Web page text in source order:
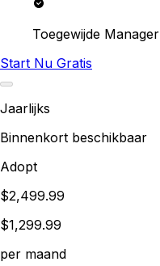
Toegewijde Manager
Start Nu Gratis
Jaarlijks
Binnenkort beschikbaar
Adopt
$2,499.99
$1,299.99
per maand